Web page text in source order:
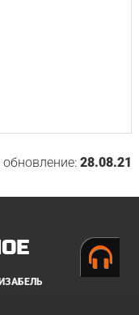
обновление:28.08.21